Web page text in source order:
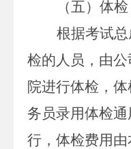
（五）体检
根据考试
检的人员，由
院进行体检，
务员录用体检
行，体检费用